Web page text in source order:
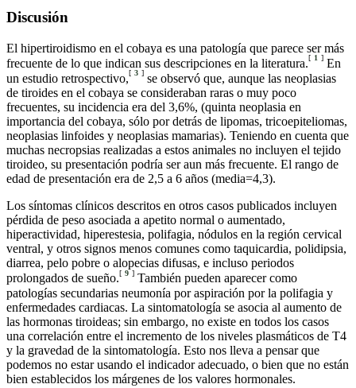
Discusión
El hipertiroidismo en el cobaya es una patología que parece ser más
frecuente de lo que indican sus descripciones en la literatura.[ 1 ] En
un estudio retrospectivo,[ 3 ] se observó que, aunque las neoplasias
de tiroides en el cobaya se consideraban raras o muy poco
frecuentes, su incidencia era del 3,6%, (quinta neoplasia en
importancia del cobaya, sólo por detrás de lipomas, tricoepiteliomas,
neoplasias linfoides y neoplasias mamarias). Teniendo en cuenta que
muchas necropsias realizadas a estos animales no incluyen el tejido
tiroideo, su presentación podría ser aun más frecuente. El rango de
edad de presentación era de 2,5 a 6 años (media=4,3).
Los síntomas clínicos descritos en otros casos publicados incluyen
pérdida de peso asociada a apetito normal o aumentado,
hiperactividad, hiperestesia, polifagia, nódulos en la región cervical
ventral, y otros signos menos comunes como taquicardia, polidipsia,
diarrea, pelo pobre o alopecias difusas, e incluso periodos
prolongados de sueño.[ 9 ] También pueden aparecer como
patologías secundarias neumonía por aspiración por la polifagia y
enfermedades cardiacas. La sintomatología se asocia al aumento de
las hormonas tiroideas; sin embargo, no existe en todos los casos
una correlación entre el incremento de los niveles plasmáticos de T4
y la gravedad de la sintomatología. Esto nos lleva a pensar que
podemos no estar usando el indicador adecuado, o bien que no están
bien establecidos los márgenes de los valores hormonales.